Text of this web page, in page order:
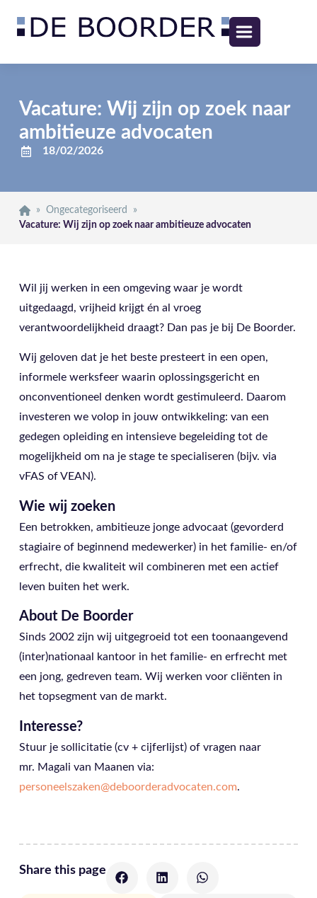
Vacature: Wij zijn op zoek naar
ambitieuze advocaten
18/02/2026
» Ongecategoriseerd
»
Vacature: Wij zijn op zoek naar ambitieuze advocaten
Wil jij werken in een omgeving waar je wordt
uitgedaagd, vrijheid krijgt én al vroeg
verantwoordelijkheid draagt? Dan pas je bij De Boorder.
Wij geloven dat je het beste presteert in een open,
informele werksfeer waarin oplossingsgericht en
onconventioneel denken wordt gestimuleerd. Daarom
investeren we volop in jouw ontwikkeling: van een
gedegen opleiding en intensieve begeleiding tot de
mogelijkheid om na je stage te specialiseren (bijv. via
vFAS of VEAN).
Wie wij zoeken
Een betrokken, ambitieuze jonge advocaat (gevorderd
stagiaire of beginnend medewerker) in het familie- en/of
erfrecht, die kwaliteit wil combineren met een actief
leven buiten het werk.
About De Boorder
Sinds 2002 zijn wij uitgegroeid tot een toonaangevend
(inter)nationaal kantoor in het familie- en erfrecht met
een jong, gedreven team. Wij werken voor cliënten in
het topsegment van de markt.
Interesse?
Stuur je sollicitatie (cv + cijferlijst) of vragen naar
mr. Magali van Maanen via:
personeelszaken@deboorderadvocaten.com.
Share this page